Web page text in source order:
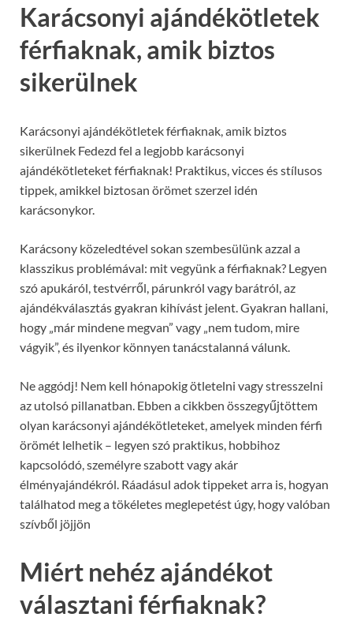
Karácsonyi ajándékötletek
férfiaknak, amik biztos
sikerülnek
Karácsonyi ajándékötletek férfiaknak, amik biztos
sikerülnek Fedezd fel a legjobb karácsonyi
ajándékötleteket férfiaknak! Praktikus, vicces és stílusos
tippek, amikkel biztosan örömet szerzel idén
karácsonykor.
Karácsony közeledtével sokan szembesülünk azzal a
klasszikus problémával: mit vegyünk a férfiaknak? Legyen
szó apukáról, testvérről, párunkról vagy barátról, az
ajándékválasztás gyakran kihívást jelent. Gyakran hallani,
hogy „már mindene megvan” vagy „nem tudom, mire
vágyik”, és ilyenkor könnyen tanácstalanná válunk.
Ne aggódj! Nem kell hónapokig ötletelni vagy stresszelni
az utolsó pillanatban. Ebben a cikkben összegyűjtöttem
olyan karácsonyi ajándékötleteket, amelyek minden férfi
örömét lelhetik – legyen szó praktikus, hobbihoz
kapcsolódó, személyre szabott vagy akár
élményajándékról. Ráadásul adok tippeket arra is, hogyan
találhatod meg a tökéletes meglepetést úgy, hogy valóban
szívből jöjjön
Miért nehéz ajándékot
választani férfiaknak?